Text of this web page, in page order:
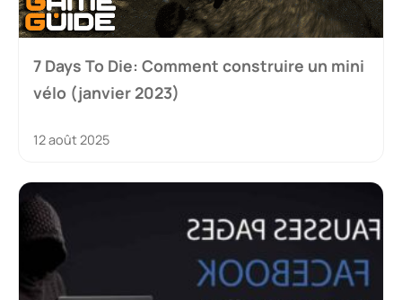
7 Days To Die: Comment construire un mini
vélo (janvier 2023)
12 août 2025